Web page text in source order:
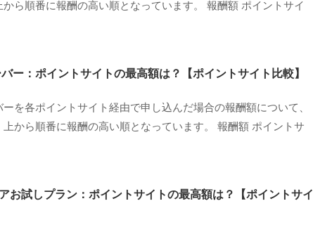
ら順番に報酬の高い順となっています。 報酬額 ポイントサイ
ー：ポイントサイトの最高額は？【ポイントサイト比較】
を各ポイントサイト経由で申し込んだ場合の報酬額について、
から順番に報酬の高い順となっています。 報酬額 ポイントサ
試しプラン：ポイントサイトの最高額は？【ポイントサイ